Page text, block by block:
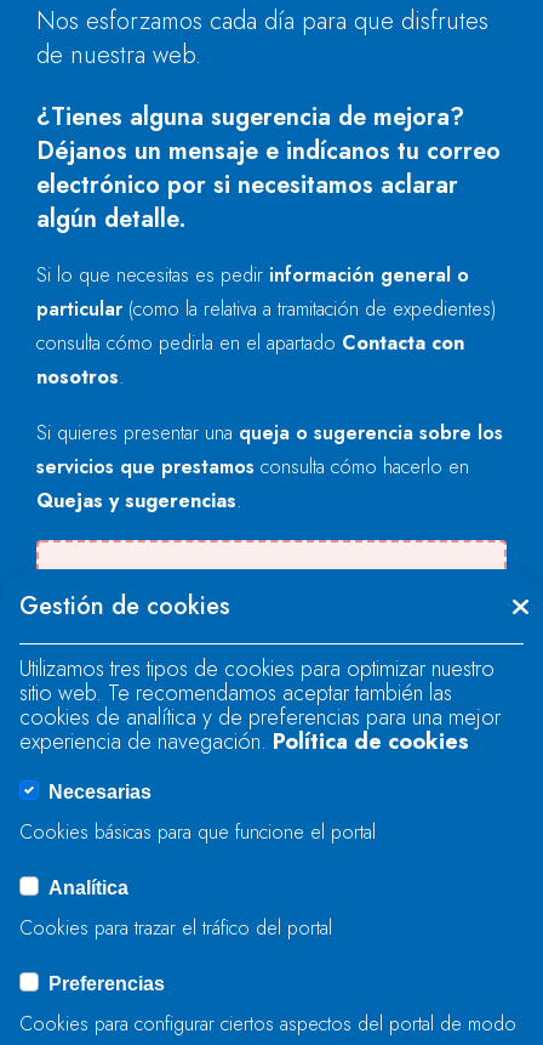
Nos esforzamos cada día para que disfrutes
de nuestra web.
¿Tienes alguna sugerencia de mejora?
Déjanos un mensaje e indícanos tu correo
electrónico por si necesitamos aclarar
algún detalle.
Si lo que necesitas es pedir información general o
particular (como la relativa a tramitación de expedientes)
consulta cómo pedirla en el apartado Contacta con
nosotros.
Si quieres presentar una queja o sugerencia sobre los
servicios que prestamos consulta cómo hacerlo en
Quejas y sugerencias.
"text".
Se produjo un error al cargar el campo
"text".
Se produjo un error al cargar el campo
ENVIAR
Gestión de cookies
Utilizamos tres tipos de cookies para optimizar nuestro
sitio web. Te recomendamos aceptar también las
cookies de analítica y de preferencias para una mejor
experiencia de navegación. Política de cookies
Necesarias
Cookies básicas para que funcione el portal
Analítica
Cookies para trazar el tráfico del portal
Preferencias
Cookies para configurar ciertos aspectos del portal de modo